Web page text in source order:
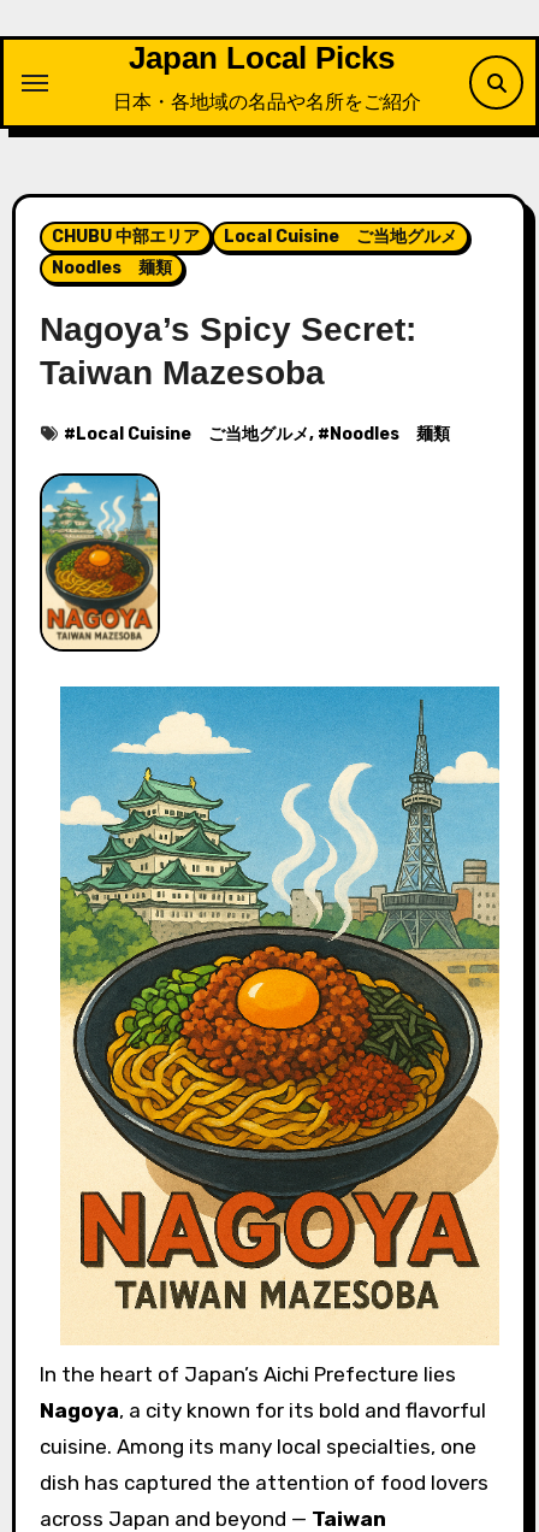
プ
Japan Local Picks
日本・各地域の名品や名所をご紹介
CHUBU 中部エリア
Local Cuisine ご当地グルメ
Noodles 麺類
Nagoya’s Spicy Secret:
Taiwan Mazesoba
# Local Cuisine ご当地グルメ, # Noodles 麺類
In the heart of Japan’s Aichi Prefecture lies
Nagoya, a city known for its bold and flavorful
cuisine. Among its many local specialties, one
dish has captured the attention of food lovers
across Japan and beyond — Taiwan